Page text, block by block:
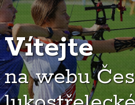
Vítejte
na webu